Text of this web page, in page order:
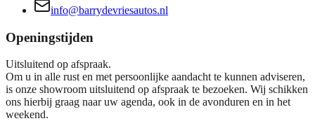
info@barrydevriesautos.nl
Openingstijden
Uitsluitend op afspraak.
Om u in alle rust en met persoonlijke aandacht te kunnen adviseren,
is onze showroom uitsluitend op afspraak te bezoeken. Wij schikken
ons hierbij graag naar uw agenda, ook in de avonduren en in het
weekend.